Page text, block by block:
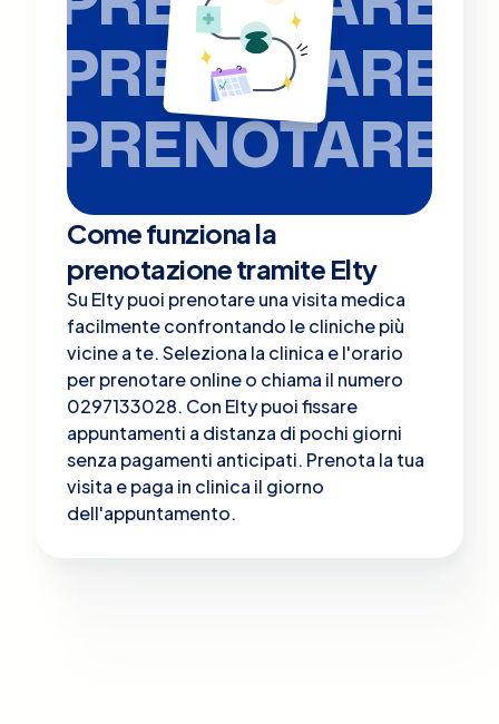
PRENOTARE
PRENOTARE
Come funziona la
prenotazione tramite Elty
Su Elty puoi prenotare una visita medica
facilmente confrontando le cliniche più
vicine a te. Seleziona la clinica e l'orario
per prenotare online o chiama il numero
0297133028. Con Elty puoi fissare
appuntamenti a distanza di pochi giorni
senza pagamenti anticipati. Prenota la tua
visita e paga in clinica il giorno
dell'appuntamento.